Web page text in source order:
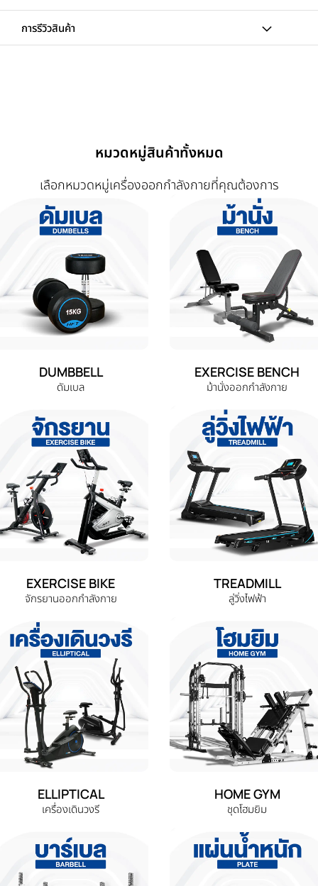
การรีวิวสินค้า
หมวดหมู่สินค้าทั้งหมด
เลือกหมวดหมู่เครื่องออกกำลังกายที่คุณต้องการ
DUMBBELL
ดัมเบล
EXERCISE BENCH
ม้านั่งออกกำลังกาย
EXERCISE BIKE
จักรยานออกกำลังกาย
TREADMILL
ลู่วิ่งไฟฟ้า
ELLIPTICAL
เครื่องเดินวงรี
HOME GYM
ชุดโฮมยิม